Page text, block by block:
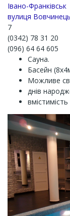
Івано-Франківськ
вулиця
7
(0342) 78 31 20
(096) 64 64 605
Сауна.
Басейн
Можливе
днів